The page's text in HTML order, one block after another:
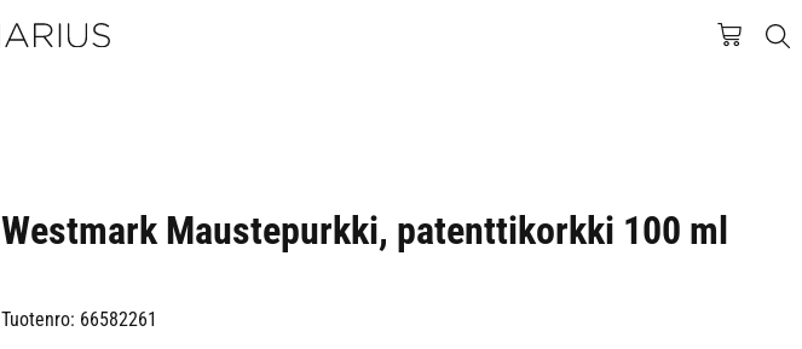
Westmark Maustepurkki, patenttikorkki 100 ml
Tuotenro: 66582261